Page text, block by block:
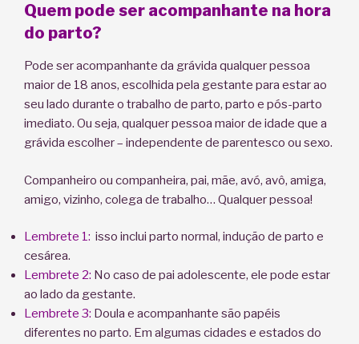
Quem pode ser acompanhante na hora
do parto?
Pode ser acompanhante da grávida qualquer pessoa
maior de 18 anos, escolhida pela gestante para estar ao
seu lado durante o trabalho de parto, parto e pós-parto
imediato. Ou seja, qualquer pessoa maior de idade que a
grávida escolher – independente de parentesco ou sexo.
Companheiro ou companheira, pai, mãe, avó, avô, amiga,
amigo, vizinho, colega de trabalho… Qualquer pessoa!
Lembrete 1: isso inclui parto normal, indução de parto e
cesárea.
Lembrete 2: No caso de pai adolescente, ele pode estar
ao lado da gestante.
Lembrete 3: Doula e acompanhante são papéis
diferentes no parto. Em algumas cidades e estados do